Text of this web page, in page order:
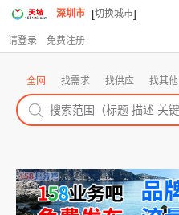
深圳市 [切换城市]
请登录 免费注册
全网 找需求 找供应 找其他